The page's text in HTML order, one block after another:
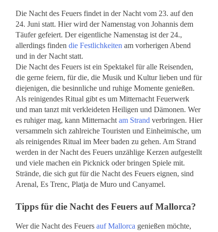
Die Nacht des Feuers findet in der Nacht vom 23. auf den
24. Juni statt. Hier wird der Namenstag von Johannis dem
Täufer gefeiert. Der eigentliche Namenstag ist der 24.,
allerdings finden die Festlichkeiten am vorherigen Abend
und in der Nacht statt.
Die Nacht des Feuers ist ein Spektakel für alle Reisenden,
die gerne feiern, für die, die Musik und Kultur lieben und für
diejenigen, die besinnliche und ruhige Momente genießen.
Als reinigendes Ritual gibt es um Mitternacht Feuerwerk
und man tanzt mit verkleideten Heiligen und Dämonen. Wer
es ruhiger mag, kann Mitternacht am Strand verbringen. Hier
versammeln sich zahlreiche Touristen und Einheimische, um
als reinigendes Ritual im Meer baden zu gehen. Am Strand
werden in der Nacht des Feuers unzählige Kerzen aufgestellt
und viele machen ein Picknick oder bringen Spiele mit.
Strände, die sich gut für die Nacht des Feuers eignen, sind
Arenal, Es Trenc, Platja de Muro und Canyamel.
Tipps für die Nacht des Feuers auf Mallorca?
Wer die Nacht des Feuers auf Mallorca genießen möchte,